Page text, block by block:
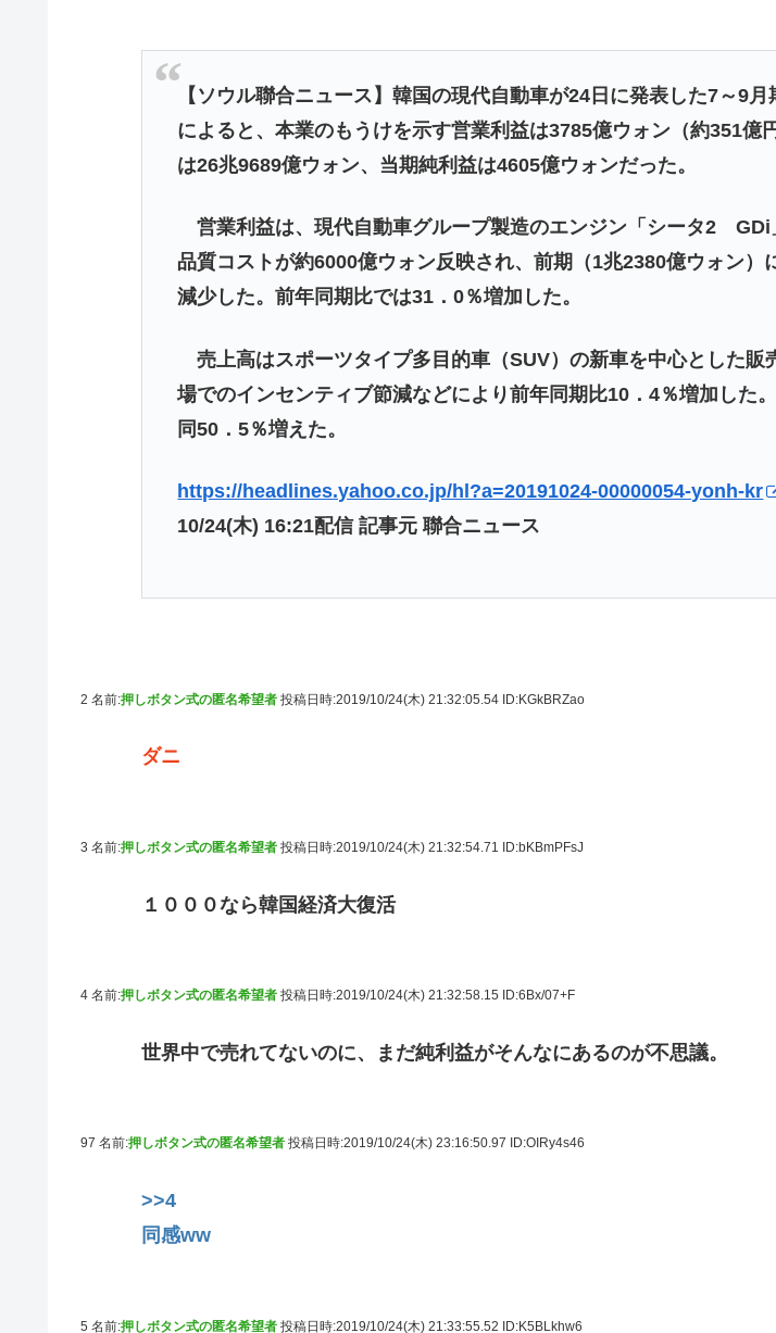
【ソウル聯合ニュース】韓国の現代自動車が24日に発表した7～9
によると、本業のもうけを示す営業利益は3785億ウォン（約351億
は26兆9689億ウォン、当期純利益は4605億ウォンだった。
営業利益は、現代自動車グループ製造のエンジン「シータ2 GDi
品質コストが約6000億ウォン反映され、前期（1兆2380億ウォン）
減少した。前年同期比では31．0％増加した。
売上高はスポーツタイプ多目的車（SUV）の新車を中心とした販
場でのインセンティブ節減などにより前年同期比10．4％増加した
同50．5％増えた。
https://headlines.yahoo.co.jp/hl?a=20191024-00000054-yonh-kr
10/24(木) 16:21配信 記事元 聯合ニュース
2 名前:押しボタン式の匿名希望者 投稿日時:2019/10/24(木) 21:32:05.54 ID:KGkBRZao
ダニ
3 名前:押しボタン式の匿名希望者 投稿日時:2019/10/24(木) 21:32:54.71 ID:bKBmPFsJ
１０００なら韓国経済大復活
4 名前:押しボタン式の匿名希望者 投稿日時:2019/10/24(木) 21:32:58.15 ID:6Bx/07+F
世界中で売れてないのに、まだ純利益がそんなにあるのが不思議。
97 名前:押しボタン式の匿名希望者 投稿日時:2019/10/24(木) 23:16:50.97 ID:OIRy4s46
>>4
同感ww
5 名前:押しボタン式の匿名希望者 投稿日時:2019/10/24(木) 21:33:55.52 ID:K5BLkhw6